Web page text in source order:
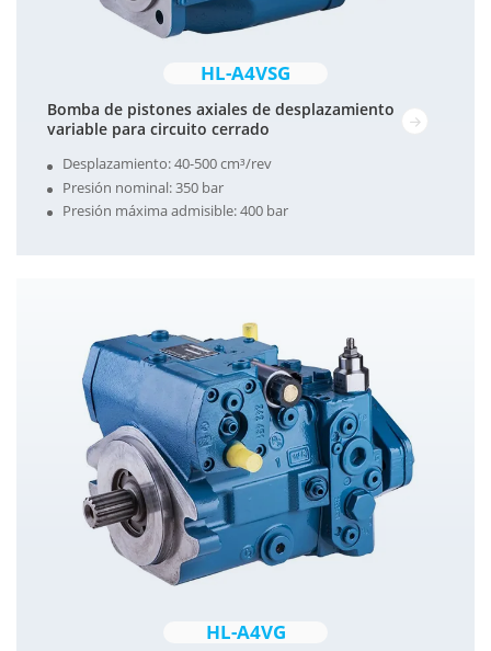
HL-A4VSG
Bomba de pistones axiales de desplazamiento
variable para circuito cerrado
Desplazamiento: 40-500 cm³/rev
Presión nominal: 350 bar
Presión máxima admisible: 400 bar
HL-A4VG